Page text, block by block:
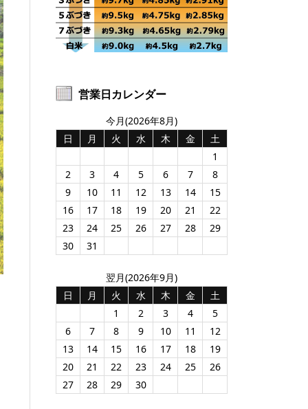
営業日カレンダー
今月(2026年8月)
日
月 火 水 木 金
土
1
2
3 4 5 6 7
8
9
10 11 12 13 14
15
16
17 18 19 20 21
22
23
24 25 26 27 28
29
30
31
翌月(2026年9月)
日
月 火 水 木 金
土
1
2 3 4
5
6
7 8 9 10 11
12
13
14 15 16 17 18
19
20
21 22 23 24 25
26
27
28 29 30